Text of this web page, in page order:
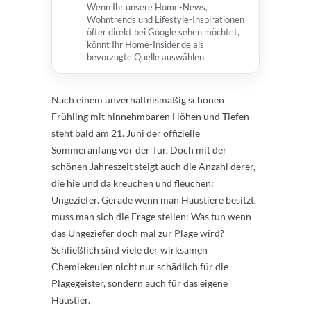
Wenn Ihr unsere Home-News,
Wohntrends und Lifestyle-Inspirationen
öfter direkt bei Google sehen möchtet,
könnt Ihr Home-Insider.de als
bevorzugte Quelle auswählen.
Nach einem unverhältnismäßig schönen
Frühling mit hinnehmbaren Höhen und Tiefen
steht bald am 21. Juni der offizielle
Sommeranfang vor der Tür. Doch mit der
schönen Jahreszeit steigt auch die Anzahl derer,
die hie und da kreuchen und fleuchen:
Ungeziefer. Gerade wenn man Haustiere besitzt,
muss man sich die Frage stellen: Was tun wenn
das Ungeziefer doch mal zur Plage wird?
Schließlich sind viele der wirksamen
Chemiekeulen nicht nur schädlich für die
Plagegeister, sondern auch für das eigene
Haustier.